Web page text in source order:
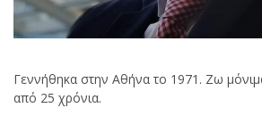
Γεννήθηκα στην Αθήνα το 1971. Ζω
από 25 χρόνια.